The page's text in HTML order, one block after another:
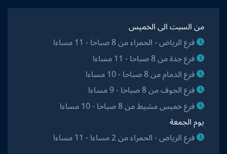
من السبت الى الخميس
فرع الرياض - الحمراء من 8 صباحا - 11 مساءا
فرع جدة من 8 صباحا - 11 مساءا
فرع الدمام من 8 صباحا - 10 مساءا
فرع الجوف من 8 صباحا - 9 مساءا
فرع خميس مشيط من 8 صباحا - 10 مساءا
يوم الجمعة
فرع الرياض - الحمراء من 2 مساءا - 11 مساءا